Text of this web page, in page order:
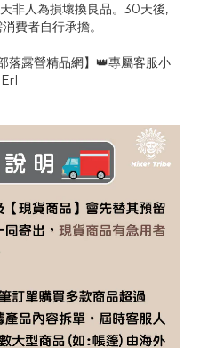
非人為損壞換良品。30天後,
費者自行承擔。
落露營精品網】👑專屬客服小